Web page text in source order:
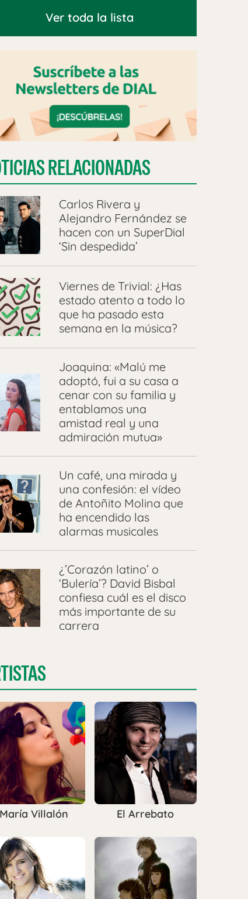
Ver toda la lista
RELACIONADAS
Carlos Rivera y
Alejandro Fernández se
hacen con un SuperDial
‘Sin despedida’
Viernes de Trivial: ¿Has
estado atento a todo lo
que ha pasado esta
semana en la música?
Joaquina: «Malú me
adoptó, fui a su casa a
cenar con su familia y
entablamos una
amistad real y una
admiración mutua»
Un café, una mirada y
una confesión: el vídeo
de Antoñito Molina que
ha encendido las
alarmas musicales
¿’Corazón latino’ o
‘Bulería’? David Bisbal
confiesa cuál es el disco
más importante de su
carrera
María Villalón El Arrebato